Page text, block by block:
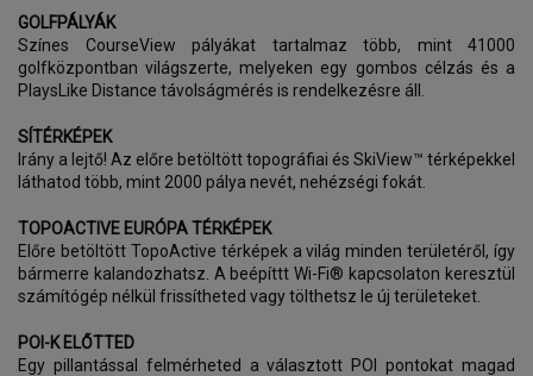
GOLFPÁLYÁK
Színes CourseView pályákat tartalmaz több, mint 41000
golfközpontban világszerte, melyeken egy gombos célzás és a
PlaysLike Distance távolságmérés is rendelkezésre áll.
SÍTÉRKÉPEK
Irány a lejtő! Az előre betöltött topográfiai és SkiView™ térképekkel
láthatod több, mint 2000 pálya nevét, nehézségi fokát.
TOPOACTIVE EURÓPA TÉRKÉPEK
Előre betöltött TopoActive térképek a világ minden területéről, így
bármerre kalandozhatsz. A beépíttt Wi-Fi® kapcsolaton keresztül
számítógép nélkül frissítheted vagy tölthetsz le új területeket.
POI-K ELŐTTED
Egy pillantással felmérheted a választott POI pontokat magad